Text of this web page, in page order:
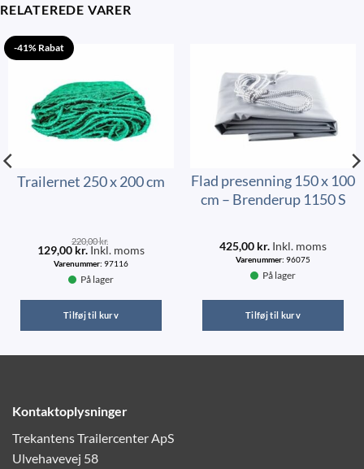
RELATEREDE VARER
-41% Rabat
Trailernet 250 x 200 cm
220,00kr.
129,00 kr. Inkl. moms
Varenummer: 97116
På lager
Tilføj til kurv
Flad presenning 150 x 100
cm – Brenderup 1150 S
425,00 kr. Inkl. moms
Varenummer: 96075
På lager
Tilføj til kurv
Kontaktoplysninger
Trekantens Trailercenter ApS
Ulvehavevej 58